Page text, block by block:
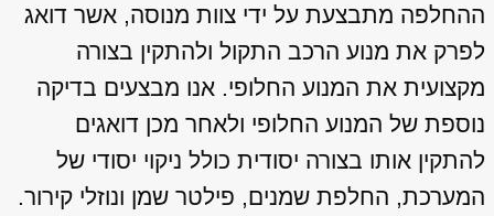
ההחלפה מתבצעת על ידי צוות מנוסה, אשר דואג
לפרק את מנוע הרכב התקול ולהתקין בצורה
מקצועית את המנוע החלופי. אנו מבצעים בדיקה
נוספת של המנוע החלופי ולאחר מכן דואגים
להתקין אותו בצורה יסודית כולל ניקוי יסודי של
המערכת, החלפת שמנים, פילטר שמן ונוזלי קירור.